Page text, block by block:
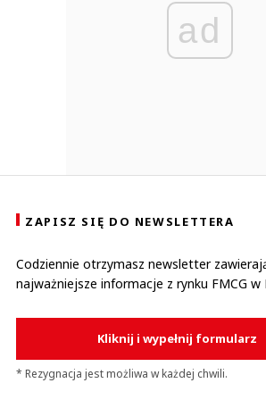
ad
ZAPISZ SIĘ DO NEWSLETTERA
Codziennie otrzymasz newsletter
najważniejsze informacje z rynku FMCG w
Kliknij i wypełnij formularz
* Rezygnacja jest możliwa w każdej chwili.